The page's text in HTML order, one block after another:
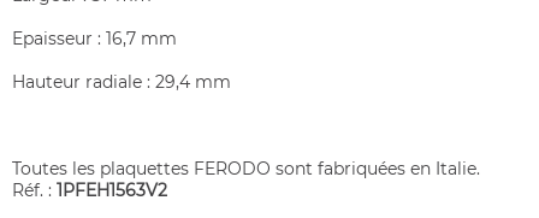
Epaisseur : 16,7 mm
Hauteur radiale : 29,4 mm
Toutes les plaquettes FERODO sont fabriquées en Italie.
Réf. : 1PFEH1563V2